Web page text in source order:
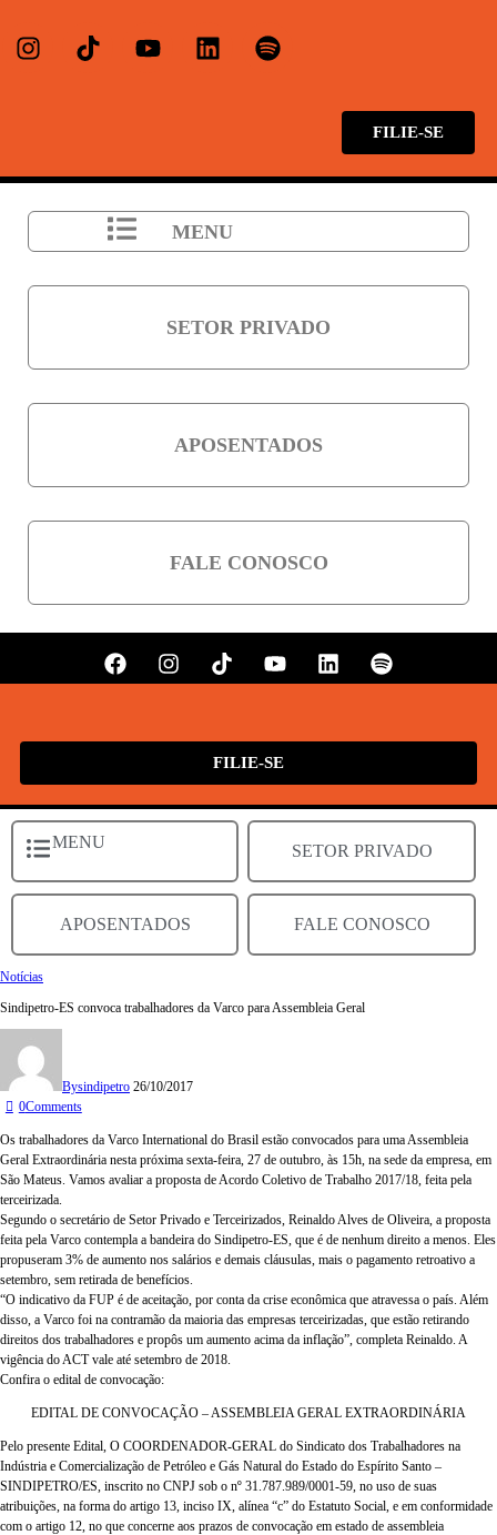
FILIE-SE
MENU
SETOR PRIVADO
APOSENTADOS
FALE CONOSCO
FILIE-SE
MENU SETOR PRIVADO
APOSENTADOS FALE CONOSCO
Notícias
Sindipetro-ES convoca trabalhadores da Varco para Assembleia Geral
Bysindipetro 26/10/2017
0Comments
Os trabalhadores da Varco International do Brasil estão convocados para uma Assembleia
Geral Extraordinária nesta próxima sexta-feira, 27 de outubro, às 15h, na sede da empresa, em
São Mateus. Vamos avaliar a proposta de Acordo Coletivo de Trabalho 2017/18, feita pela
terceirizada.
Segundo o secretário de Setor Privado e Terceirizados, Reinaldo Alves de Oliveira, a proposta
feita pela Varco contempla a bandeira do Sindipetro-ES, que é de nenhum direito a menos. Eles
propuseram 3% de aumento nos salários e demais cláusulas, mais o pagamento retroativo a
setembro, sem retirada de benefícios.
“O indicativo da FUP é de aceitação, por conta da crise econômica que atravessa o país. Além
disso, a Varco foi na contramão da maioria das empresas terceirizadas, que estão retirando
direitos dos trabalhadores e propôs um aumento acima da inflação”, completa Reinaldo. A
vigência do ACT vale até setembro de 2018.
Confira o edital de convocação:
EDITAL DE CONVOCAÇÃO – ASSEMBLEIA GERAL EXTRAORDINÁRIA
Pelo presente Edital, O COORDENADOR-GERAL do Sindicato dos Trabalhadores na
Indústria e Comercialização de Petróleo e Gás Natural do Estado do Espírito Santo –
SINDIPETRO/ES, inscrito no CNPJ sob o nº 31.787.989/0001-59, no uso de suas
atribuições, na forma do artigo 13, inciso IX, alínea “c” do Estatuto Social, e em conformidade
com o artigo 12, no que concerne aos prazos de convocação em estado de assembleia